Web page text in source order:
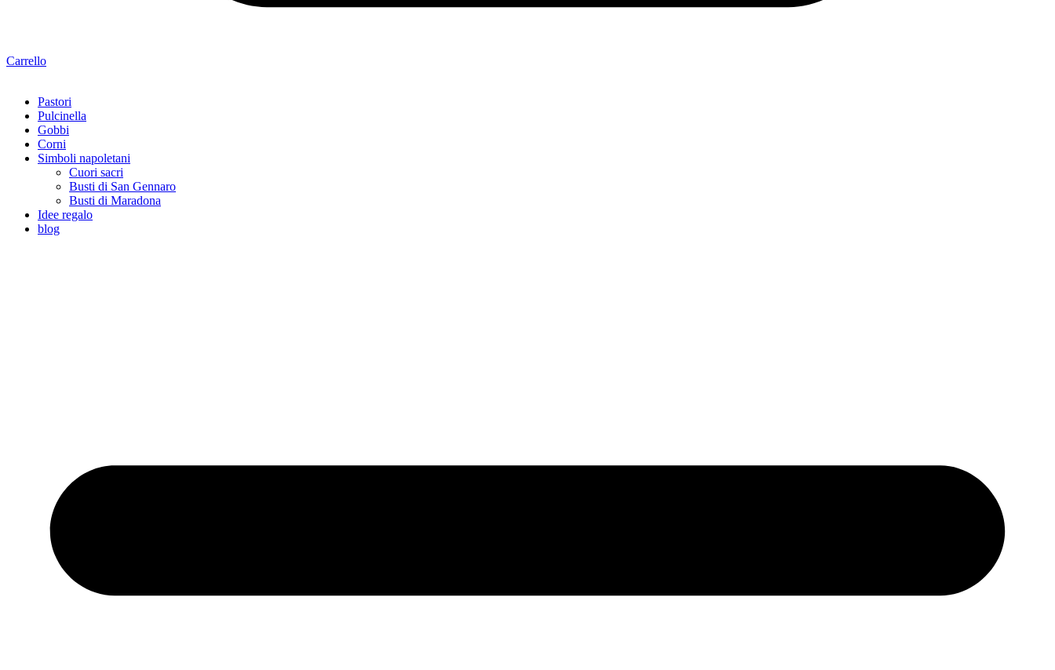
Carrello
Pastori
Pulcinella
Gobbi
Corni
Simboli napoletani
Cuori sacri
Busti di San Gennaro
Busti di Maradona
Idee regalo
blog